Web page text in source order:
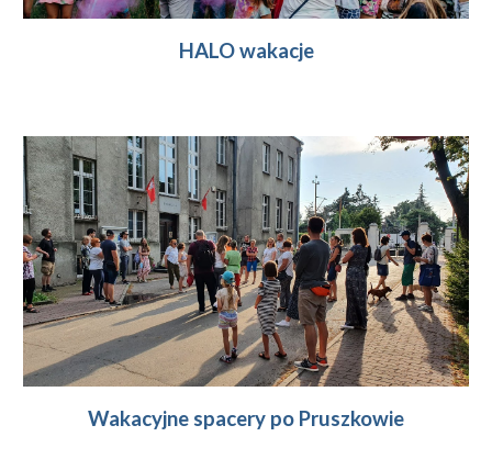
HALO wakacje
Wakacyjne spacery po Pruszkowie